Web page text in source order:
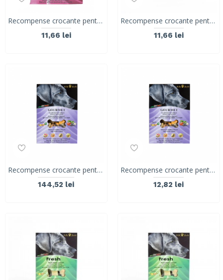
Recompense crocante pentru caini, ROLLS ROCKY Micros Mix , biscuiti traditionali, 300g
11,66 lei
Recompense crocante pentru caini, ROLLS ROCKY Micro FRESH, biscuiti sanatosi, 300 g
11,66 lei
Recompense crocante pentru caini, ROLLS ROCKY GOURMET, biscuiti traditionali, 8 KG
144,52 lei
Recompense crocante pentru caini, ROLLS ROCKY GOURMET, biscuiti traditionali, 300g
12,82 lei